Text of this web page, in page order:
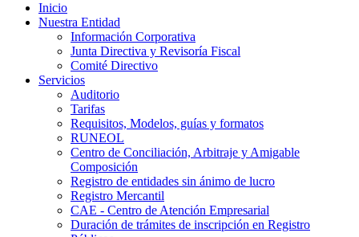
Inicio
Nuestra Entidad
Información Corporativa
Junta Directiva y Revisoría Fiscal
Comité Directivo
Servicios
Auditorio
Tarifas
Requisitos, Modelos, guías y formatos
RUNEOL
Centro de Conciliación, Arbitraje y Amigable
Composición
Registro de entidades sin ánimo de lucro
Registro Mercantil
CAE - Centro de Atención Empresarial
Duración de trámites de inscripción en Registro